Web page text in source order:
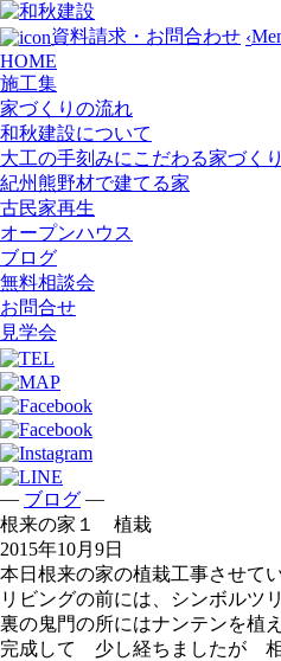
資料請求・お問合わせ ‹
HOME
施工集
家づくりの流れ
和秋建設について
大工の手刻みにこだわる家づくり
紀州熊野材で建てる家
古民家再生
オープンハウス
ブログ
無料相談会
お問合せ
見学会
— ブログ —
根来の家１ 植栽
2015年10月9日
本日根来の家の植栽工事させて
リビングの前には、シンボルツ
裏の鬼門の所にはナンテンを植
完成して 少し経ちましたが